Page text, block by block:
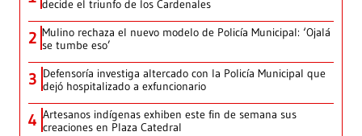
decide el triunfo de los Cardenales
2 Mulino rechaza el nuevo modelo de Policía Municipal: ‘Ojalá
se tumbe eso’
3 Defensoría investiga altercado con la Policía Municipal que
dejó hospitalizado a exfuncionario
4 Artesanos indígenas exhiben este fin de semana sus
creaciones en Plaza Catedral